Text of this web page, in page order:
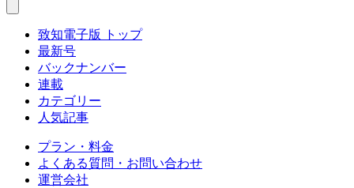
致知電子版 トップ
最新号
バックナンバー
連載
カテゴリー
人気記事
プラン・料金
よくある質問・お問い合わせ
運営会社